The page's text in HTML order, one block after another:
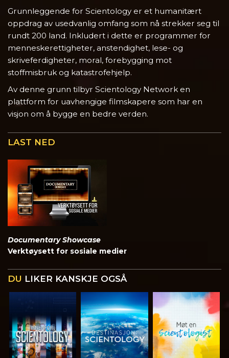
Grunnleggende for Scientology er et humanitært
oppdrag av usedvanlig omfang som nå strekker seg til
rundt 200 land. Inkludert i dette er programmer for
menneskerettigheter, anstendighet, lese- og
skriveferdigheter, moral, forebygging mot
stoffmisbruk og katastrofehjelp.
Av denne grunn tilbyr Scientology Network en
plattform for uavhengige filmskapere som har en
visjon om å bygge en bedre verden.
LAST NED
Documentary Showcase
Verktøysett for sosiale medier
DU LIKER KANSKJE OGSÅ